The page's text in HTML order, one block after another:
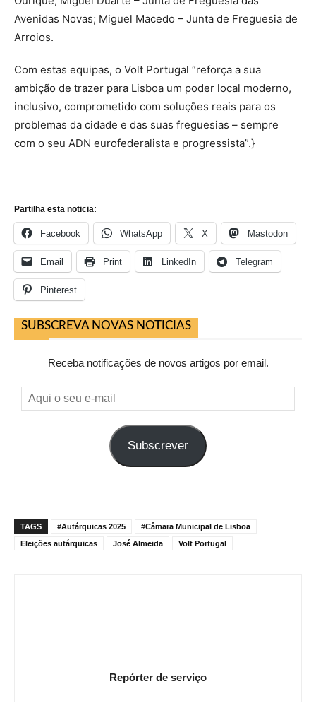
Avenidas Novas; Miguel Macedo – Junta de Freguesia de
Arroios.
Com estas equipas, o Volt Portugal “reforça a sua
ambição de trazer para Lisboa um poder local moderno,
inclusivo, comprometido com soluções reais para os
problemas da cidade e das suas freguesias – sempre
com o seu ADN eurofederalista e progressista”.}
Partilha esta noticia:
Facebook WhatsApp X Mastodon
Email Print LinkedIn Telegram
Pinterest
SUBSCREVA NOVAS NOTICIAS
Receba notificações de novos artigos por email.
Aqui
o
Subscrever
TAGS #Autárquicas 2025
#Câmara Municipal de Lisboa
Eleições autárquicas
José Almeida Volt Portugal
Repórter de serviço